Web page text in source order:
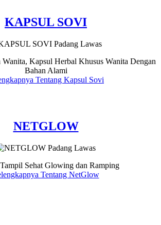
KAPSUL SOVI
Wanita, Kapsul Herbal Khusus Wanita Dengan
Bahan Alami
Tentang Kapsul Sovi
NETGLOW
Sehat Glowing dan Ramping
Tentang NetGlow